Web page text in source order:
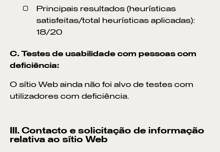
Principais resultados (heurísticas
satisfeitas/total heurísticas aplicadas):
18/20
C. Testes de usabilidade com pessoas com
deficiência:
O sítio Web ainda não foi alvo de testes com
utilizadores com deficiência.
III. Contacto e solicitação de informação
relativa ao sítio Web